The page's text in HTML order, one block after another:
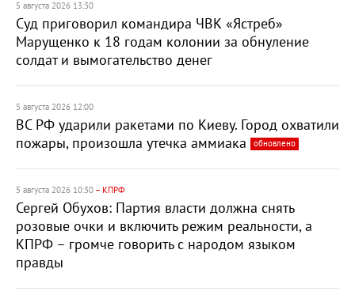
5 августа 2026 13:30
Суд приговорил командира ЧВК «Ястреб»
Марущенко к 18 годам колонии за обнуление
солдат и вымогательство денег
5 августа 2026 12:00
ВС РФ ударили ракетами по Киеву. Город охватили
пожары, произошла утечка аммиака
обновлено
5 августа 2026 10:30 – КПРФ
Сергей Обухов: Партия власти должна снять
розовые очки и включить режим реальности, а
КПРФ – громче говорить с народом языком
правды